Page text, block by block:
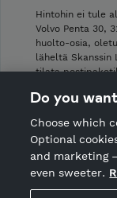
Hosted
Hintohin ei tule
Volvo Penta 30,
huolto-osia,
läheltä Skanssin
tilata
Shop Terms and
CANCEL
Do you
Choose which
Optional
and marketing
even sweeter.